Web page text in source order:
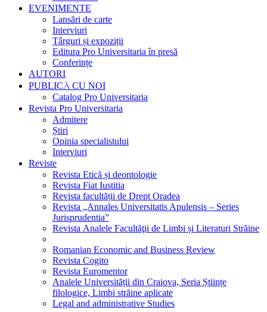
EVENIMENTE
Lansări de carte
Interviuri
Târguri și expoziții
Editura Pro Universitaria în presă
Conferințe
AUTORI
PUBLICĂ CU NOI
Catalog Pro Universitaria
Revista Pro Universitaria
Admitere
Știri
Opinia specialistului
Interviuri
Reviste
Revista Etică și deontologie
Revista Fiat Iustitia
Revista facultății de Drept Oradea
Revista „Annales Universitatis Apulensis – Series
Jurisprudentia”
Revista Analele Facultăţii de Limbi și Literaturi Străine
Romanian Economic and Business Review
Revista Cogito
Revista Euromentor
Analele Universității din Craiova, Seria Științe
filologice, Limbi străine aplicate
Legal and administrative Studies